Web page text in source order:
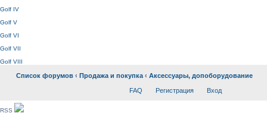
Golf IV
Golf V
Golf VI
Golf VII
Golf VIII
Список форумов ‹ Продажа и покупка ‹ Аксессуары, допоборудование
FAQ Регистрация Вход
RSS